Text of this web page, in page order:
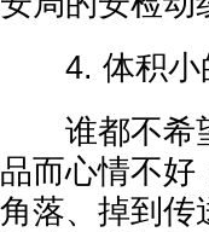
4. 体积小的
谁都不希望
品而心情不好
角落、掉到传